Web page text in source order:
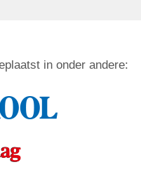
in onder andere: